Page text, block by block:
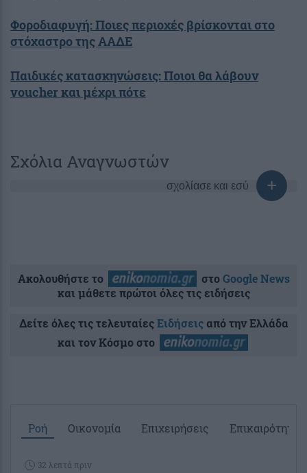
Φοροδιαφυγή: Ποιες περιοχές βρίσκονται στο
στόχαστρο της ΑΑΔΕ
Παιδικές κατασκηνώσεις: Ποιοι θα λάβουν
voucher και μέχρι πότε
Σχόλια Αναγνωστών
σχολίασε και εσύ
Ακολουθήστε το στοGoogle News
και μάθετε πρώτοι όλες τις ειδήσεις
Δείτε όλες τις τελευταίεςΕιδήσειςαπό την Ελλάδα
και τον Κόσμο στο
Ροή Οικονομία Επιχειρήσεις Επικαιρότητα
32 λεπτά πριν